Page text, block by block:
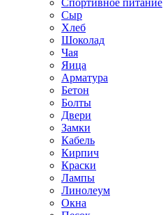
Спортивное питание
Сыр
Хлеб
Шоколад
Чая
Яица
Арматура
Бетон
Болты
Двери
Замки
Кабель
Кирпич
Краски
Лампы
Линолеум
Окна